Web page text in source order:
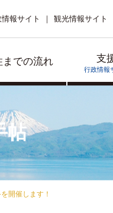
までの流れ 支
行政情報
報サイト 観光情報サイト
帖
開催します！